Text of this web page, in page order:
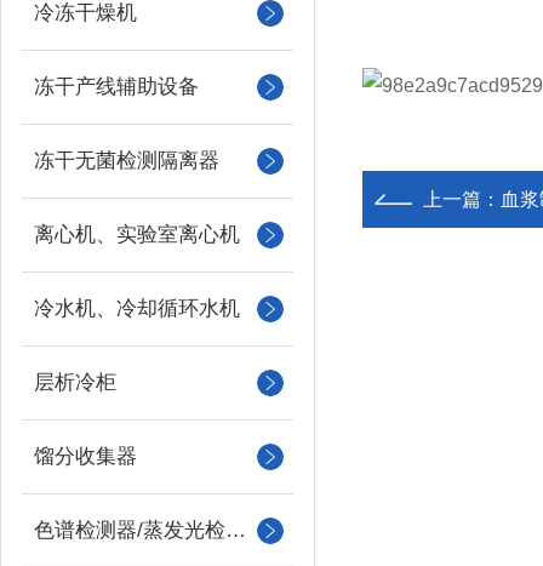
冷冻干燥机
冻干产线辅助设备
冻干无菌检测隔离器
离心机、实验室离心机
冷水机、冷却循环水机
层析冷柜
馏分收集器
色谱检测器/蒸发光检测器/紫外检测器
上一篇： 血